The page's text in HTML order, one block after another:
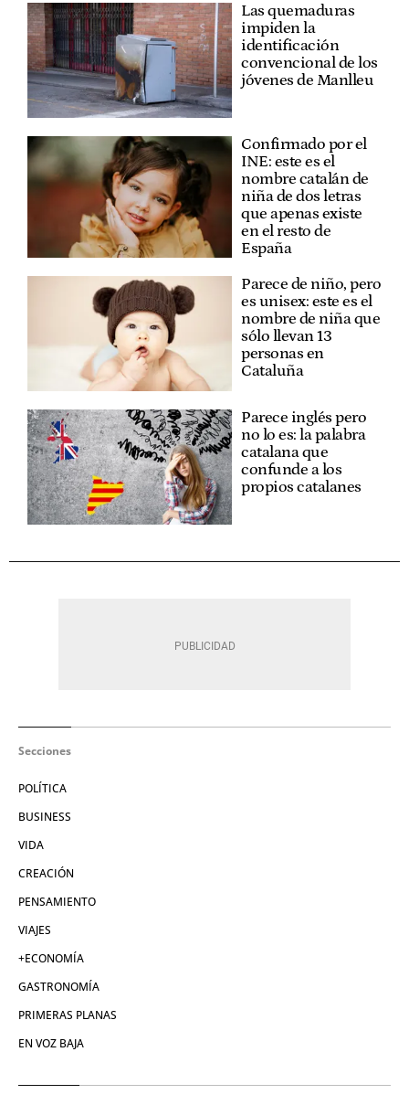
Las quemaduras
impiden la
identificación
convencional de los
jóvenes de Manlleu
Confirmado por el
INE: este es el
nombre catalán de
niña de dos letras
que apenas existe
en el resto de
España
Parece de niño, pero
es unisex: este es el
nombre de niña que
sólo llevan 13
personas en
Cataluña
Parece inglés pero
no lo es: la palabra
catalana que
confunde a los
propios catalanes
Secciones
POLÍTICA
BUSINESS
VIDA
CREACIÓN
PENSAMIENTO
VIAJES
+ECONOMÍA
GASTRONOMÍA
PRIMERAS PLANAS
EN VOZ BAJA